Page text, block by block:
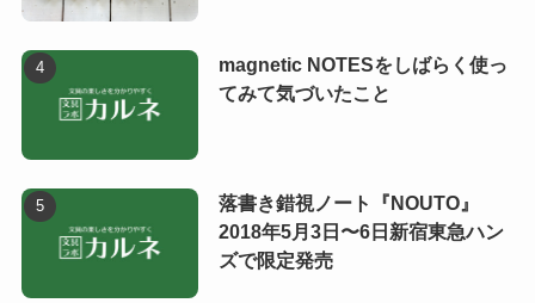
magnetic NOTESをしばらく使っ
てみて気づいたこと
落書き錯視ノート『NOUTO』
2018年5月3日〜6日新宿東急ハン
ズで限定発売